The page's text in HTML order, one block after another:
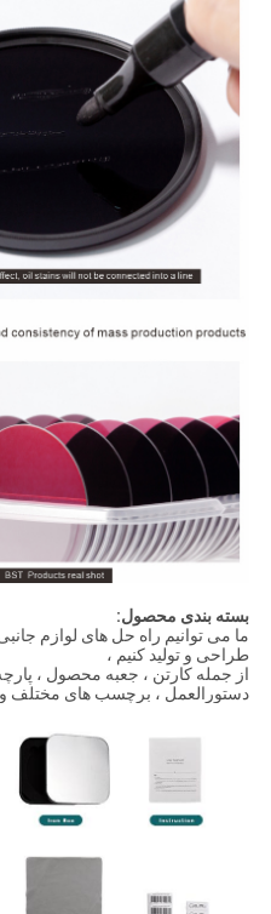
بسته بندی محصول:
ما می توانیم راه حل های لوازم
طراحی و تولید کنیم ،
از جمله کارتن ، جعبه محصول ،
دستورالعمل ، برچسب های مختلف و